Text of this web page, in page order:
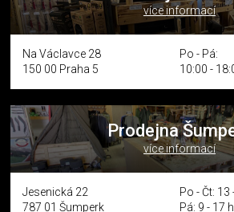
více informací
Na Václavce 28
150 00 Praha 5
Po - Pá:
10:00 -
Prodejna
více informací
Jesenická 22
787 01 Šumperk
Po - Čt: 13
Pá: 9 - 17